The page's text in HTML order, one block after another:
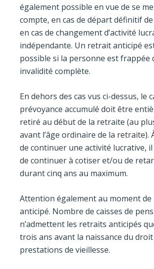
également possible en vue de se
compte, en cas de départ définitif
en cas de changement d’activité
indépendante. Un retrait anticipé
possible si la personne est frappée
invalidité complète.
En dehors des cas vus ci-dessus, le
prévoyance accumulé doit être
retiré au début de la retraite (au
avant l’âge ordinaire de la retraite).
de continuer une activité lucrative,
de continuer à cotiser et/ou de
durant cinq ans au maximum.
Attention également au moment
anticipé. Nombre de caisses de
n’admettent les retraits anticipés
trois ans avant la naissance du
prestations de vieillesse.